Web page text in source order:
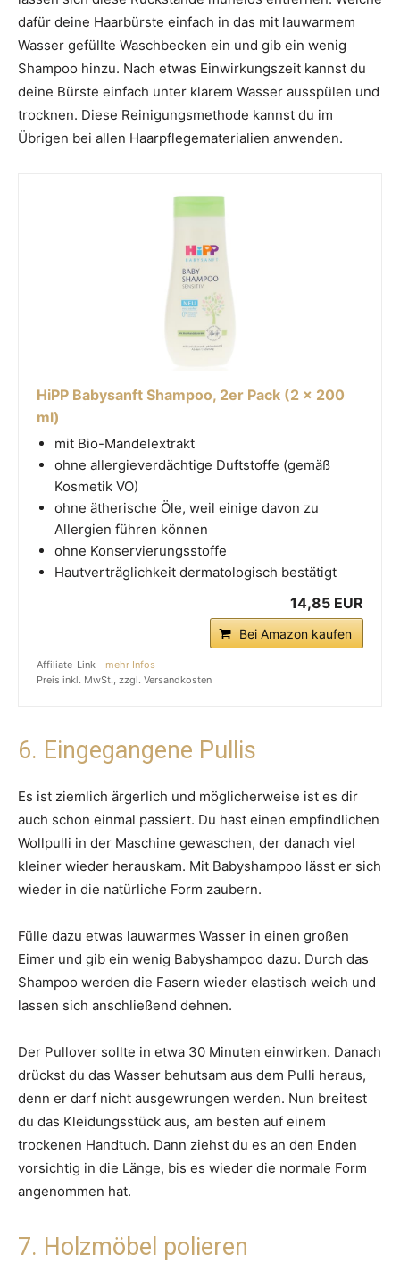
dafür deine Haarbürste einfach in das mit lauwarmem
Wasser gefüllte Waschbecken ein und gib ein wenig
Shampoo hinzu. Nach etwas Einwirkungszeit kannst du
deine Bürste einfach unter klarem Wasser ausspülen und
trocknen. Diese Reinigungsmethode kannst du im
Übrigen bei allen Haarpflegematerialien anwenden.
HiPP Babysanft Shampoo, 2er Pack (2 x 200
ml)
mit Bio-Mandelextrakt
ohne allergieverdächtige Duftstoffe (gemäß
Kosmetik VO)
ohne ätherische Öle, weil einige davon zu
Allergien führen können
ohne Konservierungsstoffe
Hautverträglichkeit dermatologisch bestätigt
14,85 EUR
Bei Amazon kaufen
Affiliate-Link - mehr Infos
Preis inkl. MwSt., zzgl. Versandkosten
6. Eingegangene Pullis
Es ist ziemlich ärgerlich und möglicherweise ist es dir
auch schon einmal passiert. Du hast einen empfindlichen
Wollpulli in der Maschine gewaschen, der danach viel
kleiner wieder herauskam. Mit Babyshampoo lässt er sich
wieder in die natürliche Form zaubern.
Fülle dazu etwas lauwarmes Wasser in einen großen
Eimer und gib ein wenig Babyshampoo dazu. Durch das
Shampoo werden die Fasern wieder elastisch weich und
lassen sich anschließend dehnen.
Der Pullover sollte in etwa 30 Minuten einwirken. Danach
drückst du das Wasser behutsam aus dem Pulli heraus,
denn er darf nicht ausgewrungen werden. Nun breitest
du das Kleidungsstück aus, am besten auf einem
trockenen Handtuch. Dann ziehst du es an den Enden
vorsichtig in die Länge, bis es wieder die normale Form
angenommen hat.
7. Holzmöbel polieren